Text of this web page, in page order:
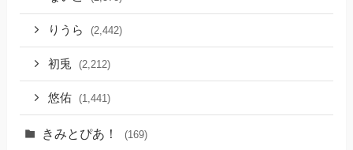
りうら (2,442)
初兎 (2,212)
悠佑 (1,441)
きみとぴあ！ (169)